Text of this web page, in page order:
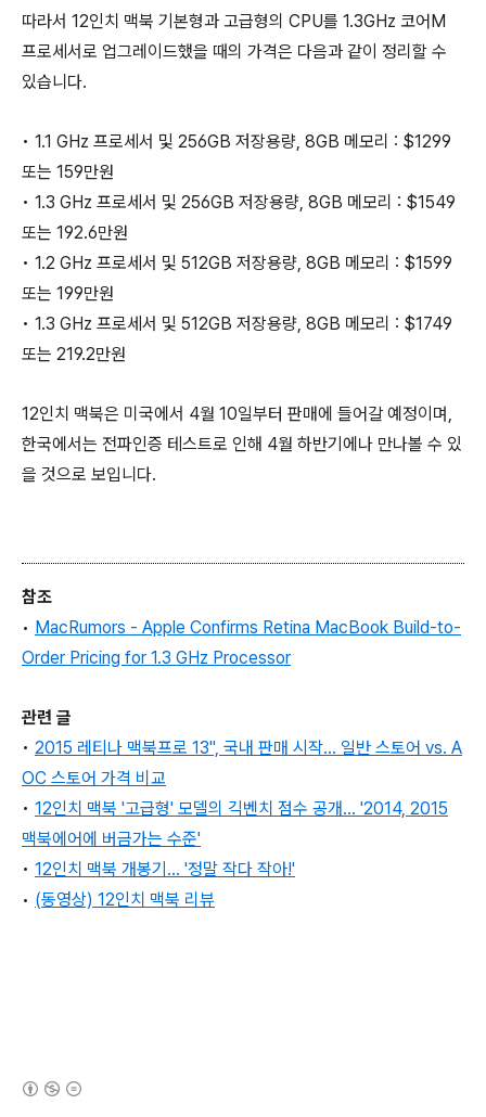
따라서 12인치 맥북 기본형과 고급형의 CPU를 1.3GHz 코어M
프로세서로 업그레이드했을 때의 가격은 다음과 같이 정리할 수
있습니다.
• 1.1 GHz 프로세서 및 256GB 저장용량, 8GB 메모리 : $1299
또는 159만원
• 1.3 GHz 프로세서 및 256GB 저장용량, 8GB 메모리 : $1549
또는 192.6만원
• 1.2 GHz 프로세서 및 512GB 저장용량, 8GB 메모리 : $1599
또는 199만원
• 1.3 GHz 프로세서 및 512GB 저장용량, 8GB 메모리 : $1749
또는 219.2만원
12인치 맥북은 미국에서 4월 10일부터 판매에 들어갈 예정이며,
한국에서는 전파인증 테스트로 인해 4월 하반기에나 만나볼 수 있
을 것으로 보입니다.
참조
• MacRumors - Apple Confirms Retina MacBook Build-to-
Order Pricing for 1.3 GHz Processor
관련 글
• 2015 레티나 맥북프로 13", 국내 판매 시작... 일반 스토어 vs. A
OC 스토어 가격 비교
• 12인치 맥북 '고급형' 모델의 긱벤치 점수 공개... '2014, 2015
맥북에어에 버금가는 수준'
• 12인치 맥북 개봉기... '정말 작다 작아!'
• (동영상) 12인치 맥북 리뷰